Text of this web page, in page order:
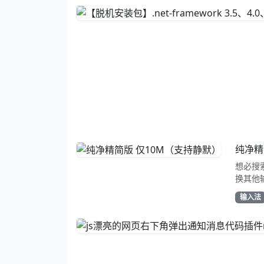
纯净
想必搜
换其他
功能组
输入法